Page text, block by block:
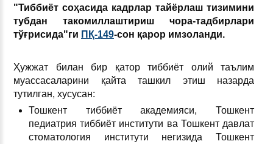
"Тиббиёт соҳасида кадрлар тайёрлаш тизимини
тубдан такомиллаштириш чора-тадбирлари
тўғрисида"ги ПҚ-149-сон қарор имзоланди.
Ҳужжат билан бир қатор тиббиёт олий таълим
муассасаларини қайта ташкил этиш назарда
тутилган, хусусан:
Тошкент тиббиёт академияси, Тошкент
педиатрия тиббиёт институти ва Тошкент давлат
стоматология институти негизида Тошкент